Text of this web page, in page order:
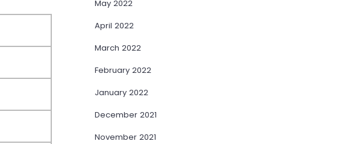
May 2022
April 2022
March 2022
February 2022
January 2022
December 2021
November 2021